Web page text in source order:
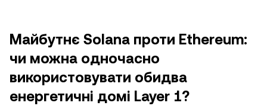
Майбутнє Solana проти Ethereum:
чи можна одночасно
використовувати обидва
енергетичні домі Layer 1?